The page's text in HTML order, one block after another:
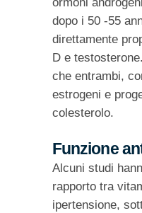
dopo i 50 -55
direttamente
D e
che entrambi,
estrogeni e
colesterolo.
Funzione
Alcuni studi
rapporto tra
ipertensione,